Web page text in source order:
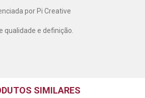
por Pi Creative
qualidade e definição.
SIMILARES